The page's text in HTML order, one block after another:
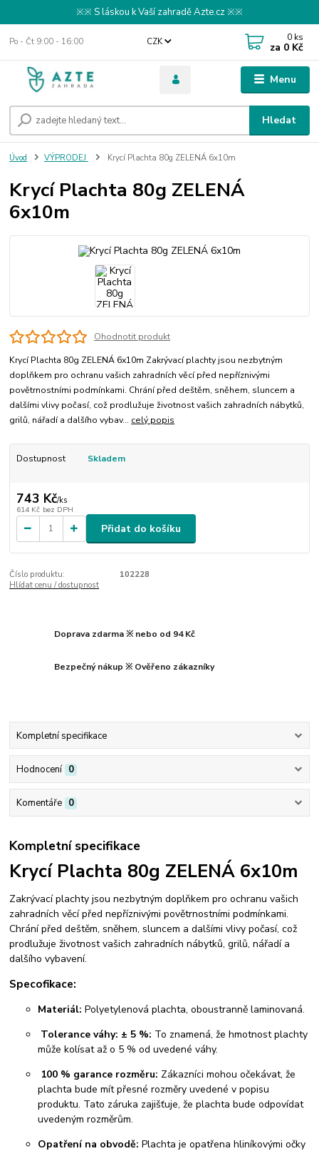
※※ S láskou k Vaší zahradě Azte.cz ※※
Menu
CZK
Hledat
Po - Čt 9:00 - 16:00 0 ks
za 0 Kč
Úvod VÝPRODEJ Krycí Plachta 80g ZELENÁ 6x10m
Krycí Plachta 80g ZELENÁ
6x10m
Ohodnotit produkt
Krycí Plachta 80g ZELENÁ 6x10m Zakrývací plachty jsou nezbytným
doplňkem pro ochranu vašich zahradních věcí před nepříznivými
povětrnostními podmínkami. Chrání před deštěm, sněhem, sluncem a
dalšími vlivy počasí, což prodlužuje životnost vašich zahradních nábytků,
grilů, nářadí a dalšího vybav... celý popis
Dostupnost Skladem
743 Kč/ks
614 Kč bez DPH
Přidat do košíku
Číslo produktu:
102228
Hlídat cenu / dostupnost
Doprava zdarma ※ nebo od 94 Kč
Bezpečný nákup ※ Ověřeno zákazníky
Kompletní specifikace
Hodnocení 0
Komentáře 0
Kompletní specifikace
Krycí Plachta 80g ZELENÁ 6x10m
Zakrývací plachty jsou nezbytným doplňkem pro ochranu vašich
zahradních věcí před nepříznivými povětrnostními podmínkami.
Chrání před deštěm, sněhem, sluncem a dalšími vlivy počasí, což
prodlužuje životnost vašich zahradních nábytků, grilů, nářadí a
dalšího vybavení.
Specofikace:
Materiál: Polyetylenová plachta, oboustranně laminovaná.
Tolerance váhy: ± 5 %: To znamená, že hmotnost plachty
může kolísat až o 5 % od uvedené váhy.
100 % garance rozměru: Zákazníci mohou očekávat, že
plachta bude mít přesné rozměry uvedené v popisu
produktu. Tato záruka zajišťuje, že plachta bude odpovídat
uvedeným rozměrům.
Opatření na obvodě:Plachta je opatřena hliníkovými očky